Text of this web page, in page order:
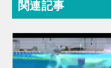
関連記事